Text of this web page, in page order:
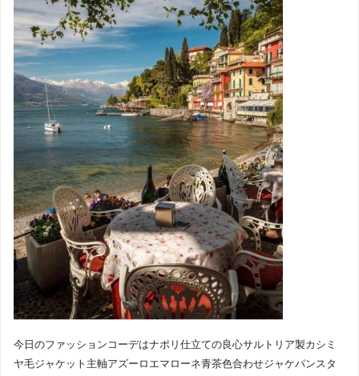
今日のファッションコーデはナポリ仕立ての良心サルトリア製カシミ
ヤ毛ジャケット主軸アズーロエマローネ青茶色合わせジャケパンスタ